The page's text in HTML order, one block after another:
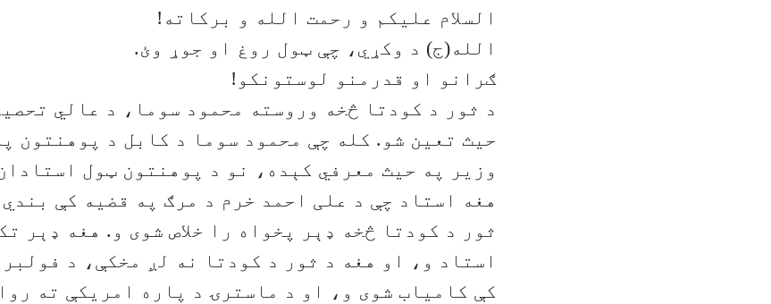
السلام علیکم و رحمت الله و برکاته!
الله(ج) د وکړي، چې ټول روغ او جوړ وئ.
ګرانو او قدرمنو لوستونکو!
د ثور د کودتا څخه وروسته محمود سوما، د عالي
حیث تعین شو. کله چې محمود سوما د کابل د پوهنتون
وزیر په حیث معرفي کېده، نو د پوهنتون ټول
هغه استاد چې د علی احمد خرم د مرګ په قضیه کې
ثور د کودتا څخه ډېر پخواه را خلاص شوی و. هغه ډېر
استاد و، او هغه د ثور د کودتا نه لږ مخکې، د
کې کامیاب شوی و، او د ماسترۍ د پاره امریکې ته